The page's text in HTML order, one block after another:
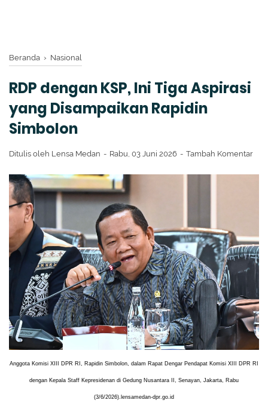
Beranda › Nasional
RDP dengan KSP, Ini Tiga Aspirasi
yang Disampaikan Rapidin
Simbolon
Ditulis oleh Lensa Medan Rabu, 03 Juni 2026 Tambah Komentar
Anggota Komisi XIII DPR RI, Rapidin Simbolon, dalam Rapat Dengar Pendapat Komisi XIII DPR RI
dengan Kepala Staff Kepresidenan di Gedung Nusantara II, Senayan, Jakarta, Rabu
(3/6/2026).lensamedan-dpr.go.id